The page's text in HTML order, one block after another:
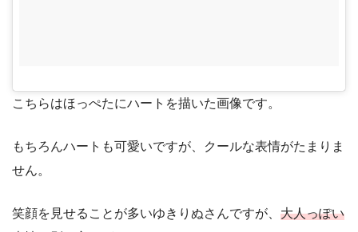
こちらはほっぺたにハートを描いた画像です。
もちろんハートも可愛いですが、クールな表情がたまりま
せん。
笑顔を見せることが多いゆきりぬさんですが、 大人っぽい